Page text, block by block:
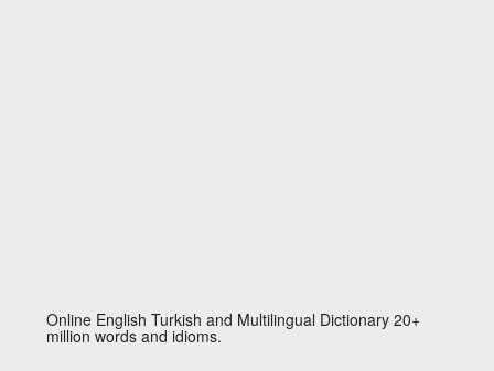
Online English Turkish and Multilingual Dictionary 20+
million words and idioms.